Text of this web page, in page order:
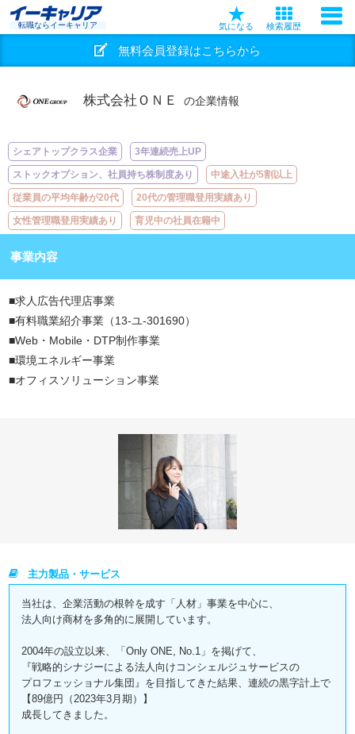
転職ならイーキャリア 気になる 検索履歴
無料会員登録はこちらから
株式会社ＯＮＥ の企業情報
シェアトップクラス企業 3年連続売上UP
ストックオプション、社員持ち株制度あり 中途入社が5割以上
従業員の平均年齢が20代 20代の管理職登用実績あり
女性管理職登用実績あり 育児中の社員在籍中
事業内容
■求人広告代理店事業
■有料職業紹介事業（13-ユ-301690）
■Web・Mobile・DTP制作事業
■環境エネルギー事業
■オフィスソリューション事業
主力製品・サービス
当社は、企業活動の根幹を成す「人材」事業を中心に、
法人向け商材を多角的に展開しています。
2004年の設立以来、「Only ONE, No.1」を掲げて、
『戦略的シナジーによる法人向けコンシェルジュサービスの
プロフェッショナル集団』を目指してきた結果、連続の黒字計上で
【89億円（2023年3月期）】
成長してきました。